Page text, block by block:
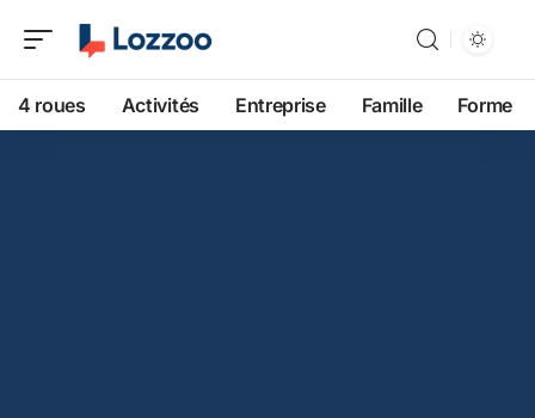
4 roues Activités Entreprise Famille Forme